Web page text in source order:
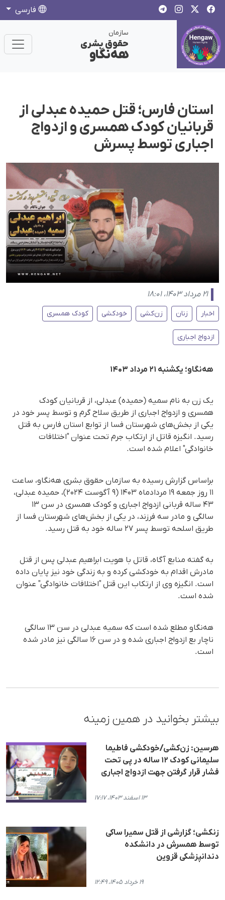
فارسی
سازمان
حقوق بشری
هەنگاو
استان فارس؛ قتل حمیده عبدلی از
قربانیان کودک‌ همسری و ازدواج
اجباری توسط پسرش
۲۱ مرداد ۱۴۰۳، ۱۸:۰۱
اخبار زنان زن‌کشی خودکشی کودک همسری
ازدواج اجباری
هەنگاو؛ یکشنبه ۲١ مرداد ۱۴۰۳
یک زن به نام سمیه (حمیده) عبدلی، از قربانیان کودک
همسری و ازدواج اجباری از طریق سلاح گرم و توسط پسر خود در
یکی از بخش‌های شهرستان فسا از توابع استان فارس به قتل
رسید. انگیزه قاتل از ارتکاب جرم تحت عنوان "اختلافات
خانوادگی" اعلام شده است.
براساس گزارش رسیده به سازمان حقوق بشری هه‌نگاو، ساعت
۱۱ روز جمعه ۱۹ مردادماه ۱۴۰۳ (۹ آگوست ۲۰۲۴)، حمیده عبدلی،
۴۳ ساله قربانی ازدواج اجباری و کودک همسری در سن ۱۳
سالگی و مادر سه فرزند، در یکی از بخش‌های شهرستان فسا از
طریق اسلحه توسط پسر ۲۷ ساله خود به قتل رسید.
به گفته منابع آگاه، قاتل با هویت ابراهیم عبدلی پس از قتل
مادرش اقدام به خودکشی کرده و به زندگی خود نیز پایان داده
است. انگیزه وی از ارتکاب این قتل "اختلافات خانوادگی" عنوان
شده است.
هه‌نگاو مطلع شده است که سمیه عبدلی در سن ۱۳ سالگی
ناچار بع ازدواج اجباری شده و در سن ۱۶ سالگی نیز مادر شده
است.
بیشتر بخوانید در همین زمینه
هرسین: زن‌کشی/خودکشی فاطیما
سلیمانی کودک ۱۲ ساله در پی تحت
فشار قرار گرفتن جهت ازدواج اجباری
۱۳ اسفند ۱۴۰۳، ۱۷:۱۷
زنکشی؛ گزارشی از قتل سمیرا ساکی
توسط همسرش در دانشکده
دندانپزشکی قزوین
۱۹ خرداد ۱۴۰۵، ۱۲:۴۹